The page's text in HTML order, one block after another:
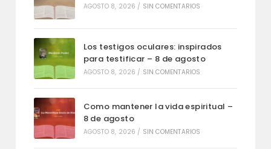
AGOSTO 8, 2026 / SIN COMENTARIOS
Los testigos oculares: inspirados
para testificar – 8 de agosto
AGOSTO 8, 2026 / SIN COMENTARIOS
Como mantener la vida espiritual –
8 de agosto
AGOSTO 8, 2026 / SIN COMENTARIOS